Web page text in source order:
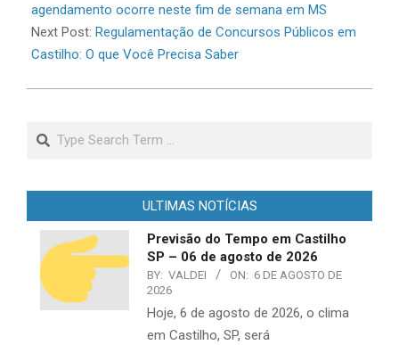
04
agendamento ocorre neste fim de semana em MS
Next Post: Regulamentação de Concursos Públicos em
Castilho: O que Você Precisa Saber
Search
ULTIMAS NOTÍCIAS
Previsão do Tempo em Castilho
SP – 06 de agosto de 2026
BY: VALDEI ON: 6 DE AGOSTO DE
2026
Hoje, 6 de agosto de 2026, o clima
em Castilho, SP, será